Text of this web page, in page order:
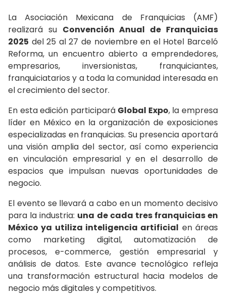
La Asociación Mexicana de Franquicias (AMF)
realizará su Convención Anual de Franquicias
2025 del 25 al 27 de noviembre en el Hotel Barceló
Reforma, un encuentro abierto a emprendedores,
empresarios, inversionistas, franquiciantes,
franquiciatarios y a toda la comunidad interesada en
el crecimiento del sector.
En esta edición participará Global Expo, la empresa
líder en México en la organización de exposiciones
especializadas en franquicias. Su presencia aportará
una visión amplia del sector, así como experiencia
en vinculación empresarial y en el desarrollo de
espacios que impulsan nuevas oportunidades de
negocio.
El evento se llevará a cabo en un momento decisivo
para la industria: una de cada tres franquicias en
México ya utiliza inteligencia artificial en áreas
como marketing digital, automatización de
procesos, e-commerce, gestión empresarial y
análisis de datos. Este avance tecnológico refleja
una transformación estructural hacia modelos de
negocio más digitales y competitivos.